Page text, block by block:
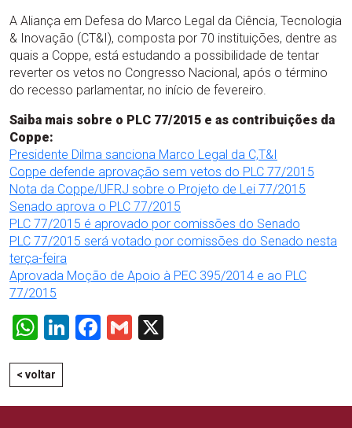
A Aliança em Defesa do Marco Legal da Ciência, Tecnologia
& Inovação (CT&I), composta por 70 instituições, dentre as
quais a Coppe, está estudando a possibilidade de tentar
reverter os vetos no Congresso Nacional, após o término
do recesso parlamentar, no início de fevereiro.
Saiba mais sobre o PLC 77/2015 e as contribuições da
Coppe:
Presidente Dilma sanciona Marco Legal da C,T&I
Coppe defende aprovação sem vetos do PLC 77/2015
Nota da Coppe/UFRJ sobre o Projeto de Lei 77/2015
Senado aprova o PLC 77/2015
PLC 77/2015 é aprovado por comissões do Senado
PLC 77/2015 será votado por comissões do Senado nesta
terça-feira
Aprovada Moção de Apoio à PEC 395/2014 e ao PLC
77/2015
WhatsApp
LinkedIn
Facebook
Gmail
< voltar